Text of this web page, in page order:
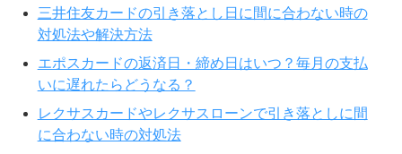
三井住友カードの引き落とし日に間に合わない時の
対処法や解決方法
エポスカードの返済日・締め日はいつ？毎月の支払
いに遅れたらどうなる？
レクサスカードやレクサスローンで引き落としに間
に合わない時の対処法